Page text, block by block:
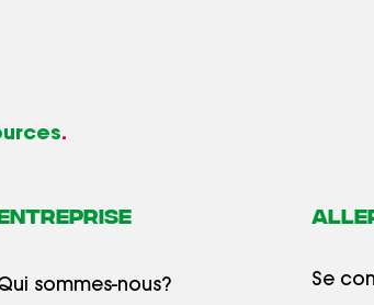
.
sommes-nous? Se